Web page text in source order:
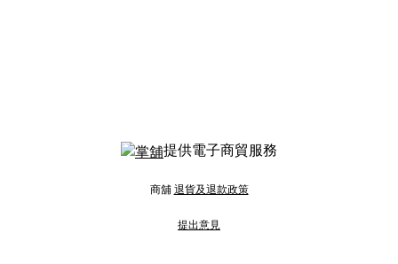
提供電子商貿服務
商舖 退貨及退款政策
提出意見